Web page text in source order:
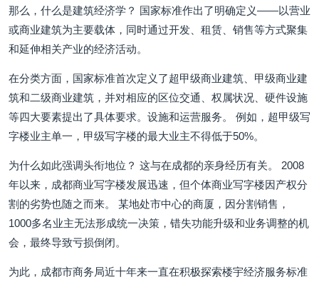
那么，什么是建筑经济学？ 国家标准作出了明确定义——以营业
或商业建筑为主要载体，同时通过开发、租赁、销售等方式聚集
和延伸相关产业的经济活动。
在分类方面，国家标准首次定义了超甲级商业建筑、甲级商业建
筑和二级商业建筑，并对相应的区位交通、权属状况、硬件设施
等四大要素提出了具体要求。设施和运营服务。 例如，超甲级写
字楼业主单一，甲级写字楼的最大业主不得低于50%。
为什么如此强调头衔地位？ 这与在成都的亲身经历有关。 2008
年以来，成都商业写字楼发展迅速，但个体商业写字楼因产权分
割的劣势也随之而来。 某地处市中心的商厦，因分割销售，
1000多名业主无法形成统一决策，错失功能升级和业务调整的机
会，最终导致亏损倒闭。
为此，成都市商务局近十年来一直在积极探索楼宇经济服务标准